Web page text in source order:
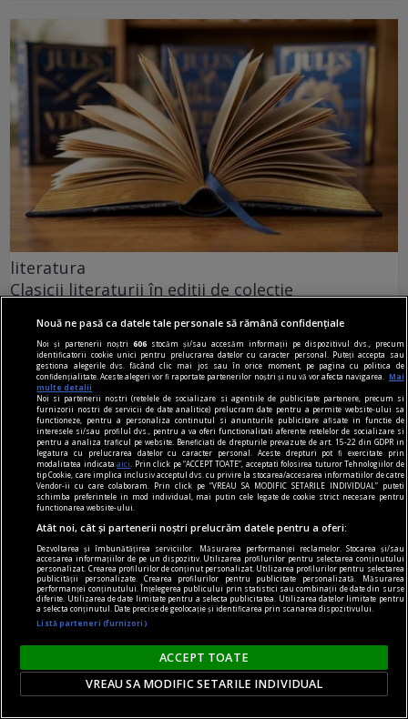
literatura
Clasicii literaturii în ediții de colecție
fie că îl citești într-o ediție simplă sau într-una
legată elegant. Totuși, dacă ai ținut vreodată în
mână o carte bine făcută, știi că experiența nu
este chiar aceeași.
fashion
Cum s-a transformat industria fashion de-a
Nouă ne pasă ca datele tale personale să rămână confidențiale
Noi și partenerii noștri606 stocăm și/sau accesăm informații pe dispozitivul dvs., precum
identificatorii cookie unici pentru prelucrarea datelor cu caracter personal. Puteți accepta sau
gestiona alegerile dvs. făcând clic mai jos sau în orice moment, pe pagina cu politica de
confidențialitate. Aceste alegeri vor fi raportate partenerilor noștri și nu vă vor afecta navigarea.
Mai
multe detalii
Noi si partenerii nostri (retelele de socializare si agentiile de publicitate partenere, precum si
furnizorii nostri de servicii de date analitice) prelucram date pentru a permite website-ului sa
functioneze, pentru a personaliza continutul si anunturile publicitare afisate in functie de
interesele si/sau profilul dvs., pentru a va oferi functionalitati aferente retelelor de socializare si
pentru a analiza traficul pe website. Beneficiati de drepturile prevazute de art. 15-22 din GDPR in
legatura cu prelucrarea datelor cu caracter personal. Aceste drepturi pot fi exercitate prin
modalitatea indicataaici
. Prin click pe “ACCEPT TOATE”, acceptati folosirea tuturor Tehnologiilor de
tip Cookie, care implica inclusiv acceptul dvs. cu privire la stocarea/accesarea informatiilor de catre
Vendor-ii cu care colaboram. Prin click pe “VREAU SA MODIFIC SETARILE INDIVIDUAL” puteti
schimba preferintele in mod individual, mai putin cele legate de cookie strict necesare pentru
functionarea website-ului.
Atât noi, cât și partenerii noștri prelucrăm datele pentru a oferi:
Dezvoltarea și îmbunătățirea serviciilor. Măsurarea performanței reclamelor. Stocarea și/sau
accesarea informațiilor de pe un dispozitiv. Utilizarea profilurilor pentru selectarea conținutului
personalizat. Crearea profilurilor de conținut personalizat. Utilizarea profilurilor pentru selectarea
publicității personalizate. Crearea profilurilor pentru publicitate personalizată. Măsurarea
performanței conținutului. Înțelegerea publicului prin statistici sau combinații de date din surse
diferite. Utilizarea de date limitate pentru a selecta publicitatea. Utilizarea datelor limitate pentru
a selecta conținutul. Date precise de geolocație și identificarea prin scanarea dispozitivului.
Listă parteneri (furnizori)
ACCEPT TOATE
VREAU SA MODIFIC SETARILE INDIVIDUAL